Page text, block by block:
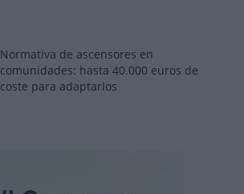
Normativa de ascensores en
comunidades: hasta 40.000 euros de
coste para adaptarlos